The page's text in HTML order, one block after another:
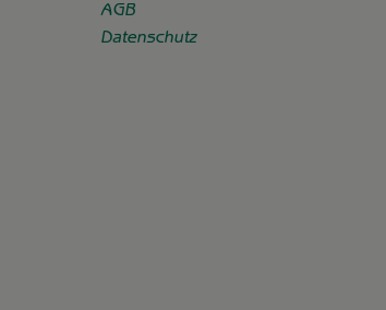
AGB
Datenschutz